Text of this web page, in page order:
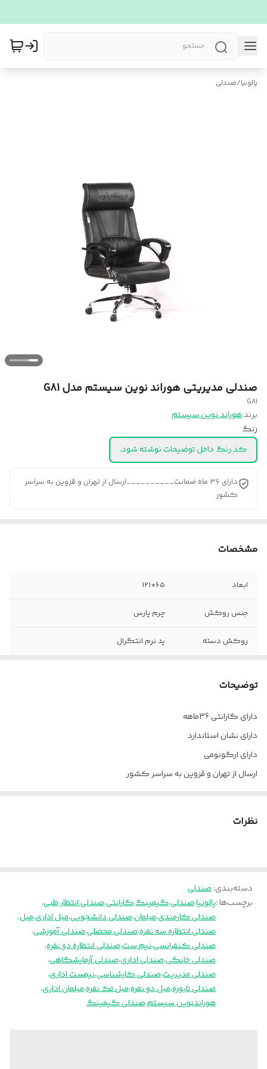
پالونیا/صندلی
صندلی مدیریتی هوراند نوین سیستم مدل G81
G81
برند:هوراند نوین سیستم
رنگ
کد رنگ داخل توضیحات نوشته شود.
دارای 36 ماه ضمانت__________ارسال از تهران و قزوین به سراسر
کشور
مشخصات
ابعاد 65*121
جنس روکش چرم پارس
روکش دسته پد نرم انتگرال
چرخ
فوم سرد
توضیحات
دارای گارانتی 36ماهه
دارای نشان استاندارد
دارای ارگونومی
ارسال از تهران و قزوین به سراسر کشور
نظرات
دسته‌بندی:صندلی
برچسب‌ها :پالونیا،صندلی،گیمینگ،گارانتی،صندلی انتظار،طبی،
صندلی کارمندی،مبلمان،صندلی دانشجویی،مبل اداری،مبل،
صندلی انتظاره سه نفره،صندلی محصلی،صندلی آموزشی،
صندلی کنفرانسی،نیم ست،صندلی انتظاره دو نفره،
صندلی خانگی،صندلی اداری،صندلی آزمایشگاهی،
صندلی مدیریت،صندلی کارشناسی،نیمست اداری،
صندلی تابوره،مبل دو نفره،مبل تک نفره،مبلمان اداری،
هوراندنوین سیستم،صندلی گیمینگ